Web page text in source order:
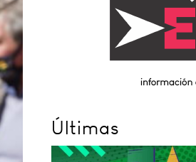
Últimas